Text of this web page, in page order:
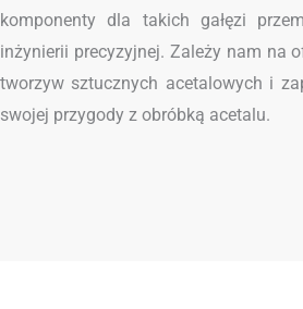
komponenty dla takich gałęzi
inżynierii precyzyjnej. Zależy nam na
tworzyw sztucznych acetalowych i
swojej przygody z obróbką acetalu.